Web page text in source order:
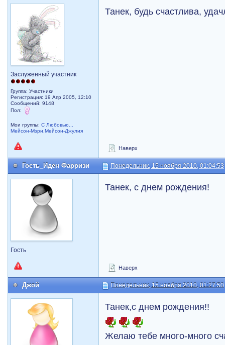
Заслуженный участник
Группа: Участники
Регистрация: 19 Апр 2005, 12:10
Сообщений: 9148
Пол:
Мои группы:С Любовью...
Мейсон-Мэри,Мейсон-Джулия
Танек, будь счастлива,
Наверх
Гость_Иден Фарризи Понедельник, 15 ноября 2010, 01:04:53
Гость
Танек, с днем рождения!
Наверх
Джой Понедельник, 15 ноября 2010, 01:27:50
Танек,с днем рождения!!
Желаю тебе много-много